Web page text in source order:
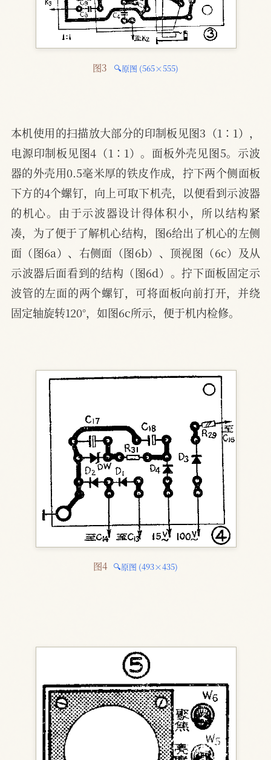
图3 🔍原图 (565×555)
本机使用的扫描放大部分的印制板见图3（1∶1），
电源印制板见图4（1∶1）。面板外壳见图5。示波
器的外壳用0.5毫米厚的铁皮作成，拧下两个侧面板
下方的4个螺钉，向上可取下机壳，以便看到示波器
的机心。由于示波器设计得体积小，所以结构紧
凑，为了便于了解机心结构，图6给出了机心的左侧
面（图6a）、右侧面（图6b）、顶视图（6c）及从
示波器后面看到的结构（图6d）。拧下面板固定示
波管的左面的两个螺钉，可将面板向前打开，并绕
固定轴旋转120°，如图6c所示，便于机内检修。
图4 🔍原图 (493×435)